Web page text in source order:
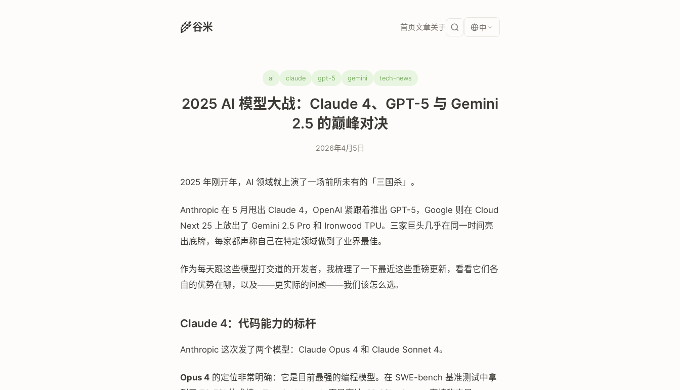
🌾谷米 首页文章关于 中
ai claude gpt-5 gemini tech-news
2025 AI 模型大战：Claude 4、GPT-5 与 Gemini
2.5 的巅峰对决
2026年4月5日
2025 年刚开年，AI 领域就上演了一场前所未有的「三国杀」。
Anthropic 在 5 月甩出 Claude 4，OpenAI 紧跟着推出 GPT-5，Google 则在 Cloud
Next 25 上放出了 Gemini 2.5 Pro 和 Ironwood TPU。三家巨头几乎在同一时间亮
出底牌，每家都声称自己在特定领域做到了业界最佳。
作为每天跟这些模型打交道的开发者，我梳理了一下最近这些重磅更新，看看它们各
自的优势在哪，以及——更实际的问题——我们该怎么选。
Claude 4：代码能力的标杆
Anthropic 这次发了两个模型：Claude Opus 4 和 Claude Sonnet 4。
Opus 4 的定位非常明确：它是目前最强的编程模型。在 SWE-bench 基准测试中拿